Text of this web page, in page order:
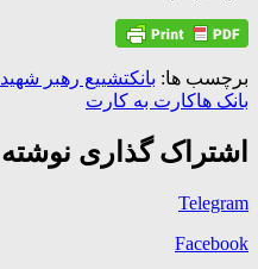
برچسب ها: بانکتشییع رهبر شهید
بانک هاکارت به کارت
اشتراک گذاری نوشته
Telegram
Facebook